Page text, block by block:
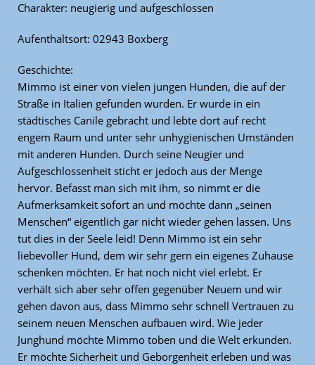
Charakter: neugierig und aufgeschlossen
Aufenthaltsort: 02943 Boxberg
Geschichte:
Mimmo ist einer von vielen jungen Hunden, die auf der
Straße in Italien gefunden wurden. Er wurde in ein
städtisches Canile gebracht und lebte dort auf recht
engem Raum und unter sehr unhygienischen Umständen
mit anderen Hunden. Durch seine Neugier und
Aufgeschlossenheit sticht er jedoch aus der Menge
hervor. Befasst man sich mit ihm, so nimmt er die
Aufmerksamkeit sofort an und möchte dann „seinen
Menschen“ eigentlich gar nicht wieder gehen lassen. Uns
tut dies in der Seele leid! Denn Mimmo ist ein sehr
liebevoller Hund, dem wir sehr gern ein eigenes Zuhause
schenken möchten. Er hat noch nicht viel erlebt. Er
verhält sich aber sehr offen gegenüber Neuem und wir
gehen davon aus, dass Mimmo sehr schnell Vertrauen zu
seinem neuen Menschen aufbauen wird. Wie jeder
Junghund möchte Mimmo toben und die Welt erkunden.
Er möchte Sicherheit und Geborgenheit erleben und was